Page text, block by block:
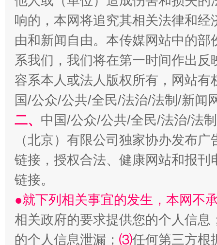
习近平的博鳌关键词
魏明亮
生
响的，本网将追究其相关法律和
由和新闻自由。本传媒网站中的
系我们，我们将在第一时间作出
容系本人或法人版权所有，网站
国/公众/公共/全民/法治/法制/新闻
二、 中国/公众/公共/全民/法治/法
（北京）有限公司独家协办发布
链接，授权合法、健康网站和报
链接。
●就下列相关事宜的发生，本网不
相关政府的要求提供您的个人信息
的个人信息泄漏； ⑶任何第三方根